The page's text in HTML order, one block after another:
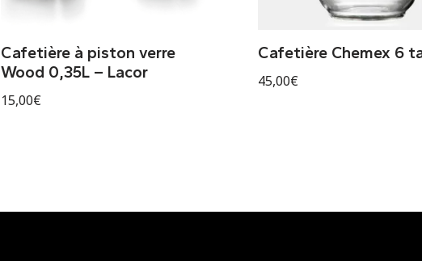
Cafetière à piston verre
Wood 0,35L – Lacor
15,00€
Cafetière Chemex 6
45,00€